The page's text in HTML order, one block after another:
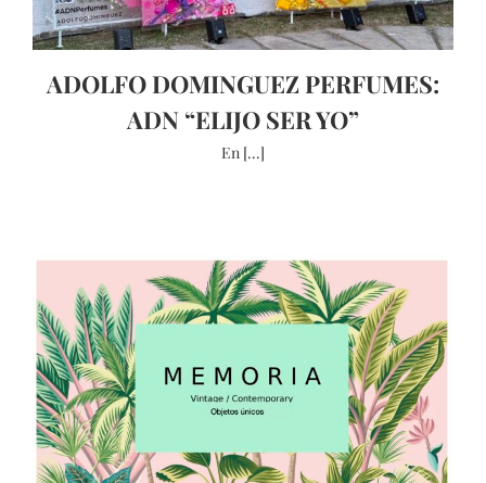
ADOLFO DOMINGUEZ PERFUMES:
ADN “ELIJO SER YO”
En [...]